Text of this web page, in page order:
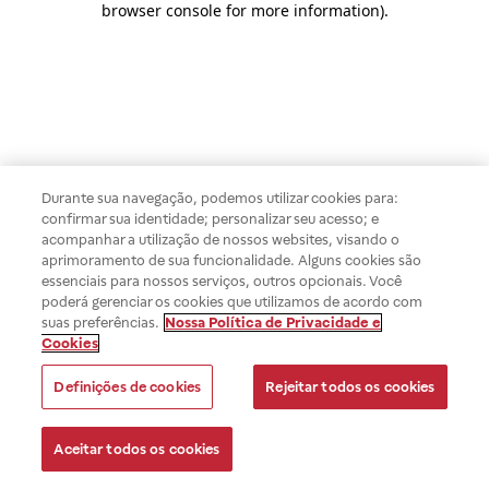
browser console for more information).
Durante sua navegação, podemos utilizar cookies para:
confirmar sua identidade; personalizar seu acesso; e
acompanhar a utilização de nossos websites, visando o
aprimoramento de sua funcionalidade. Alguns cookies são
essenciais para nossos serviços, outros opcionais. Você
poderá gerenciar os cookies que utilizamos de acordo com
suas preferências. Nossa Política de Privacidade e
Cookies
Definições de cookies Rejeitar todos os cookies
Aceitar todos os cookies